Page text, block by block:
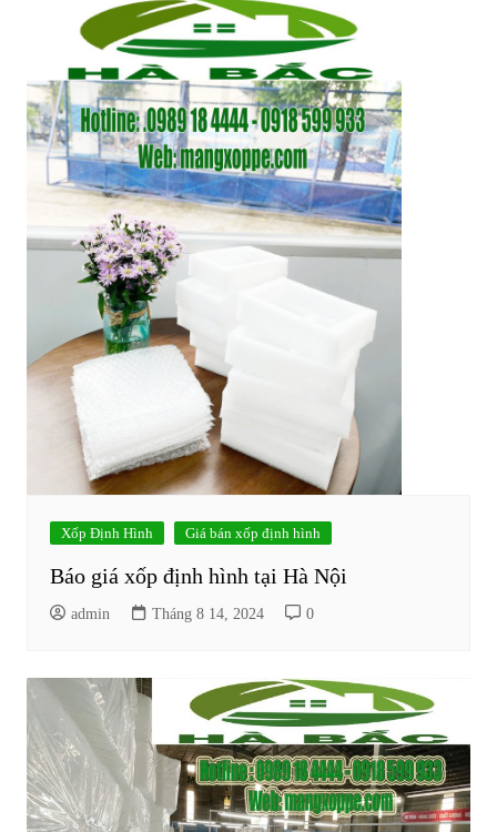
Xốp Định Hình Giá bán xốp định hình
Báo giá xốp định hình tại Hà Nội
admin Tháng 8 14, 2024 0